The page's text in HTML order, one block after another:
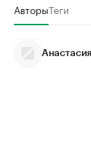
АвторыТеги